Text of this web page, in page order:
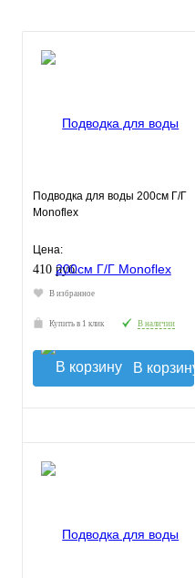
Подводка для воды 200см Г/Г
Monoflex
Цена:
410 руб.
В избранное
Купить в 1 клик В наличии
В корзину